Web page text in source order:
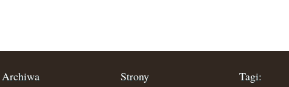
Archiwa Strony Tagi: